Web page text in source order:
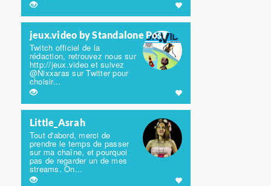
jeux.video by Standalone Post
Twitch officiel de la
rédaction, retrouvez nous sur
http://jeux.video et suivez
@Nixxaras sur Twitter pour
choisir...
Little_Asrah
Tout d'abord, merci de
prendre le temps de passer
sur ma chaîne, et pourquoi
pas de regarder un de mes
streams. On...